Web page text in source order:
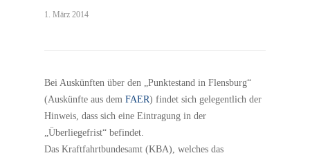
1. März 2014
Bei Auskünften über den „Punktestand in Flensburg“
(Auskünfte aus demFAER) findet sich gelegentlich der
Hinweis, dass sich eine Eintragung in der
„Überliegefrist“ befindet.
Das Kraftfahrtbundesamt (KBA), welches das